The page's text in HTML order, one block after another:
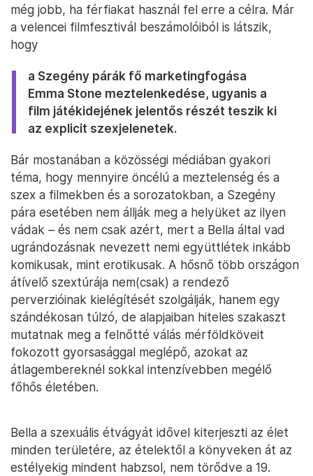
még jobb, ha férfiakat használ fel erre a célra. Már
a velencei filmfesztivál beszámolóiból is látszik,
hogy
a Szegény párák fő marketingfogása
Emma Stone meztelenkedése, ugyanis a
film játékidejének jelentős részét teszik ki
az explicit szexjelenetek.
Bár mostanában a közösségi médiában gyakori
téma, hogy mennyire öncélú a meztelenség és a
szex a filmekben és a sorozatokban, a Szegény
pára esetében nem állják meg a helyüket az ilyen
vádak – és nem csak azért, mert a Bella által vad
ugrándozásnak nevezett nemi együttlétek inkább
komikusak, mint erotikusak. A hősnő több országon
átívelő szextúrája nem(csak) a rendező
perverzióinak kielégítését szolgálják, hanem egy
szándékosan túlzó, de alapjaiban hiteles szakaszt
mutatnak meg a felnőtté válás mérföldköveit
fokozott gyorsasággal meglépő, azokat az
átlagembereknél sokkal intenzívebben megélő
főhős életében.
Bella a szexuális étvágyát idővel kiterjeszti az élet
minden területére, az ételektől a könyveken át az
estélyekig mindent habzsol, nem törődve a 19.